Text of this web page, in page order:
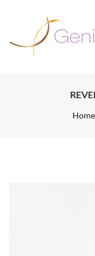
Home